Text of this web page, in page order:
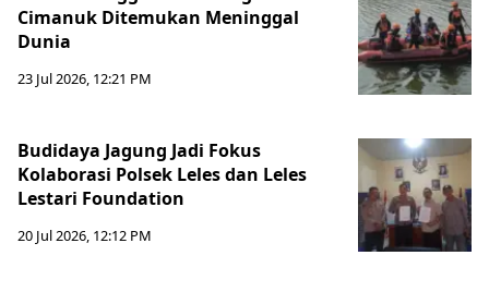
Cimanuk Ditemukan Meninggal
Dunia
23 Jul 2026, 12:21 PM
Budidaya Jagung Jadi Fokus
Kolaborasi Polsek Leles dan Leles
Lestari Foundation
20 Jul 2026, 12:12 PM